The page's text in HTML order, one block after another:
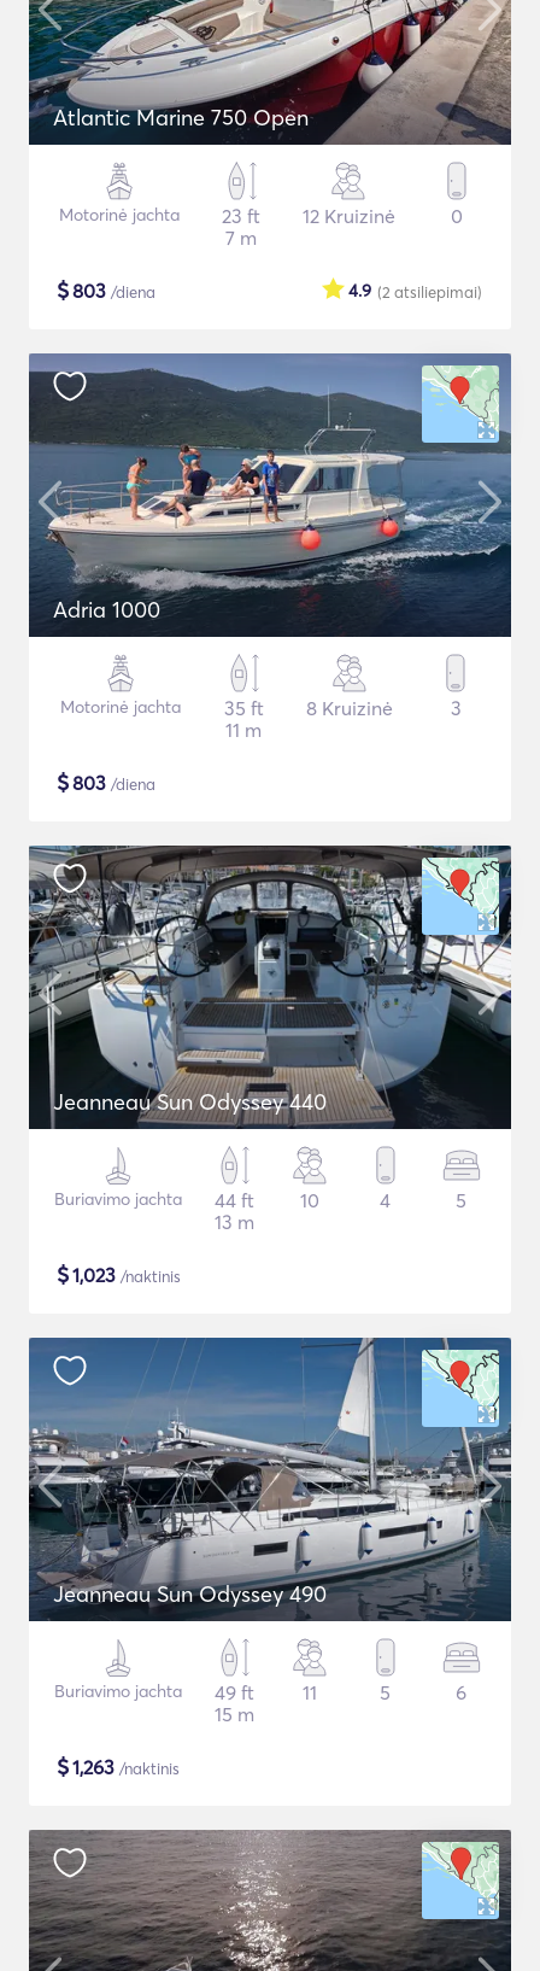
Atlantic Marine 750 Open
Motorinė jachta
23 ft
7 m
12 Kruizinė 0
$803 /diena (2 atsiliepimai)
4.9
Adria 1000
Motorinė jachta
35 ft
11 m
8 Kruizinė 3
$803 /diena
Jeanneau Sun Odyssey 440
Buriavimo jachta
44 ft
13 m
10 4 5
$1,023 /naktinis
Jeanneau Sun Odyssey 490
Buriavimo jachta
49 ft
15 m
11 5 6
$1,263 /naktinis